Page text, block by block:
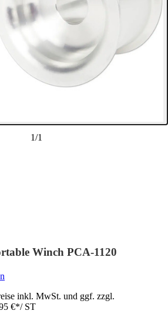
1/1
Winch PCA-1120
inkl. MwSt. und ggf. zzgl.
€*/ ST